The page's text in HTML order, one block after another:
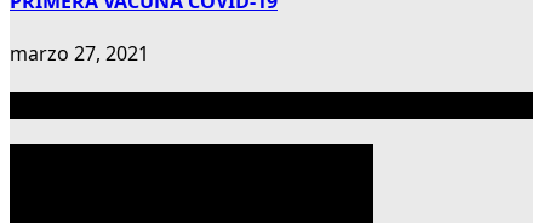
marzo 27, 2021